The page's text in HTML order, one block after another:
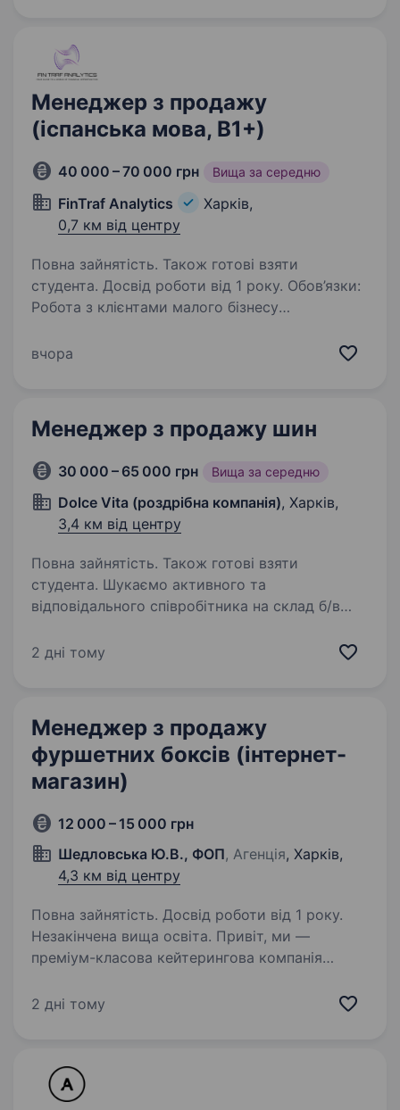
Менеджер з продажу
(іспанська мова, B1+)
40 000 – 70 000 грн Вища за середню
FinTraf Analytics
Харків,
0,7 км від центру
Повна зайнятість. Також готові взяти
студента. Досвід роботи від 1 року. Обов’язки:
Робота з клієнтами малого бізнесу
оцінки потреб і підготовка персоналізованих
вчора
Менеджер з продажу шин
30 000 – 65 000 грн Вища за середню
Dolce Vita (роздрібна компанія), Харків,
3,4 км від центру
Повна зайнятість. Також готові взяти
студента. Шукаємо активного та
відповідального співробітника на склад б/в
чудово. Якщо ні, але готові навчатися —
2 дні тому
Менеджер з продажу
фуршетних боксів (інтернет-
магазин)
12 000 – 15 000 грн
Шедловська Ю.В., ФОП, Агенція, Харків,
4,3 км від центру
Повна зайнятість. Досвід роботи від 1 року.
Незакінчена вища освіта. Привіт, ми —
преміум-класова кейтерингова компанія
компанія «AMAND» з організації виїзного
2 дні тому